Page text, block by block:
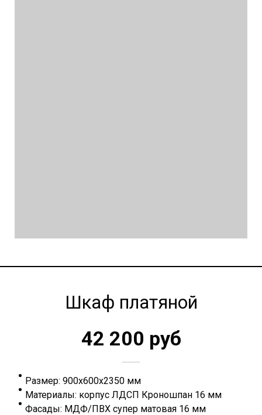
Шкаф платяной
42 200 руб
Размер: 900х600х2350 мм
Материалы: корпус ЛДСП Кроношпан 16 мм
Фасады: МДФ/ПВХ супер матовая 16 мм